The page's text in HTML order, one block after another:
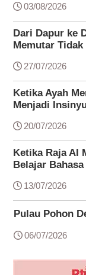
03/08/2026
Dari Dapur ke
Memutar
27/07/2026
Ketika Ayah
Menjadi
20/07/2026
Ketika Raja AI
Belajar
13/07/2026
Pulau Pohon
06/07/2026